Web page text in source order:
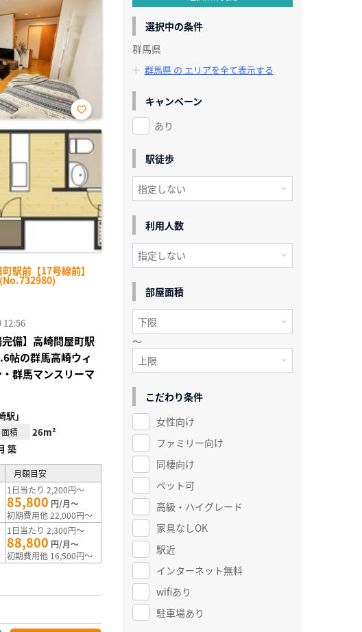
駅前【17号線前】
お気
に入
り登
録
12:56
完備】高崎問屋町駅
の群馬高崎ウィ
群馬マンスリーマ
駅」
面積 26m²
築
月額目安
1日当たり 2,200円～
85,800 円/月～
初期費用他 22,000円～
1日当たり 2,300円～
88,800 円/月～
初期費用他 16,500円～
選択中の条件
群馬県
群馬県 の エリアを全て表示する
キャンペーン
あり
駅徒歩
利用人数
部屋面積
～
こだわり条件
女性向け
ファミリー向け
同棲向け
ペット可
高級・ハイグレード
家具なしOK
駅近
インターネット無料
wifiあり
駐車場あり